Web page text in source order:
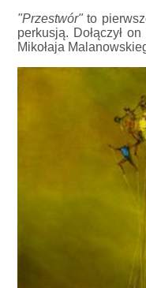
"Przestwór"to
perkusją. Dołączył
Mikołaja